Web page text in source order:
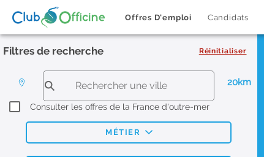
Offres D'emploi Candidats
Filtres de recherche Réinitialiser
20km
Consulter les offres de la France d'outre-mer
MÉTIER